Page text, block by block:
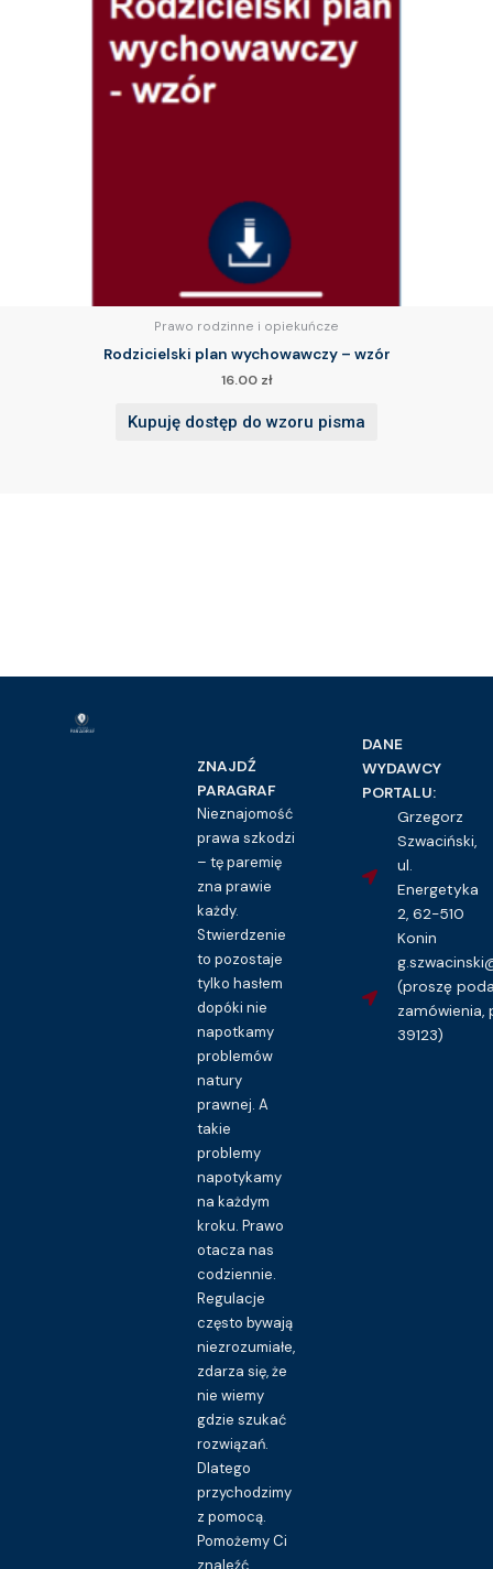
Prawo rodzinne i opiekuńcze
Rodzicielski plan wychowawczy – wzór
16.00 zł
Kupuję dostęp do wzoru pisma
ZNAJDŹ
PARAGRAF
Nieznajomość
prawa szkodzi
– tę paremię
zna prawie
każdy.
Stwierdzenie
to pozostaje
tylko hasłem
dopóki nie
napotkamy
problemów
natury
prawnej. A
takie
problemy
napotykamy
na każdym
kroku. Prawo
otacza nas
codziennie.
Regulacje
często bywają
niezrozumiałe,
zdarza się, że
nie wiemy
gdzie szukać
rozwiązań.
Dlatego
przychodzimy
z pomocą.
Pomożemy Ci
znaleźć
DANE
WYDAWCY
PORTALU:
Grzegorz
Szwaciński,
ul.
Energetyka
2, 62-510
Konin
(proszę
zamówienia,
39123)